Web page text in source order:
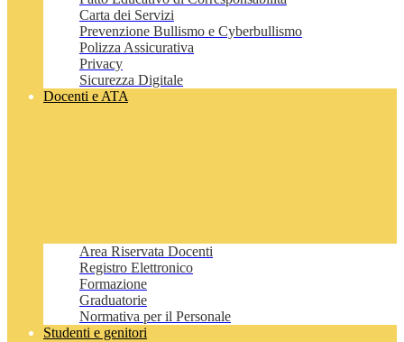
Carta dei Servizi
Prevenzione Bullismo e Cyberbullismo
Polizza Assicurativa
Privacy
Sicurezza Digitale
Docenti e ATA
Area Riservata Docenti
Registro Elettronico
Formazione
Graduatorie
Normativa per il Personale
Studenti e genitori